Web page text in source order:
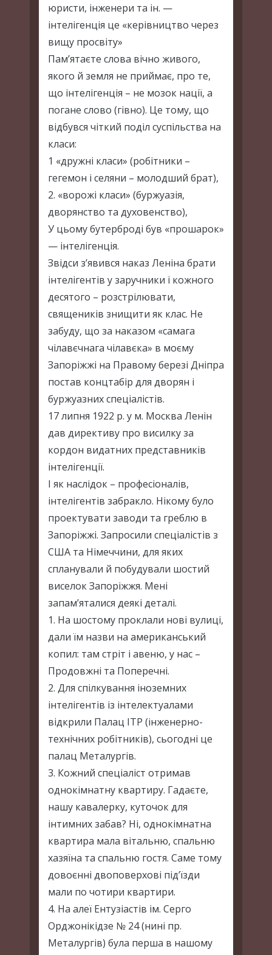
юристи, інженери та ін. —
інтелігенція це «керівництво через
вищу просвіту»
Пам’ятаєте слова вічно живого,
якого й земля не приймає, про те,
що інтелігенція – не мозок нації, а
погане слово (гівно). Це тому, що
відбувся чіткий поділ суспільства на
класи:
1 «дружні класи» (робітники –
гегемон і селяни – молодший брат),
2. «ворожі класи» (буржуазія,
дворянство та духовенство),
У цьому бутерброді був «прошарок»
— інтелігенція.
Звідси з’явився наказ Леніна брати
інтелігентів у заручники і кожного
десятого – розстрілювати,
священиків знищити як клас. Не
забуду, що за наказом «самага
чілавєчнага чілавєка» в моєму
Запоріжжі на Правому березі Дніпра
постав концтабір для дворян і
буржуазних спеціалістів.
17 липня 1922 р. у м. Москва Ленін
дав директиву про висилку за
кордон видатних представників
інтелігенції.
І як наслідок – професіоналів,
інтелігентів забракло. Нікому було
проектувати заводи та греблю в
Запоріжжі. Запросили спеціалістів з
США та Німеччини, для яких
спланували й побудували шостий
виселок Запоріжжя. Мені
запам’яталися деякі деталі.
1. На шостому проклали нові вулиці,
дали їм назви на американський
копил: там стріт і авеню, у нас –
Продовжні та Поперечні.
2. Для спілкування іноземних
інтелігентів із інтелектуалами
відкрили Палац ІТР (інженерно-
технічних робітників), сьогодні це
палац Металургів.
3. Кожний спеціаліст отримав
однокімнатну квартиру. Гадаєте,
нашу кавалерку, куточок для
інтимних забав? Ні, однокімнатна
квартира мала вітальню, спальню
хазяїна та спальню гостя. Саме тому
довоєнні двоповерхові під’їзди
мали по чотири квартири.
4. На алеї Ентузіастів ім. Серго
Орджонікідзе № 24 (нині пр.
Металургів) була перша в нашому